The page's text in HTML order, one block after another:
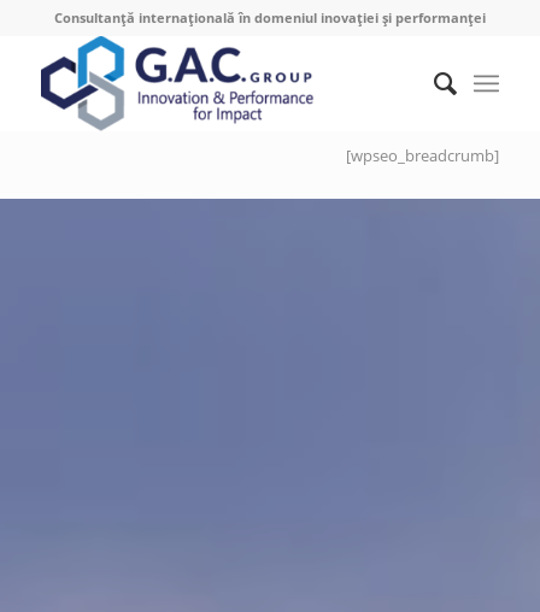
Consultanță internațională în domeniul inovației și performanței
[wpseo_breadcrumb]